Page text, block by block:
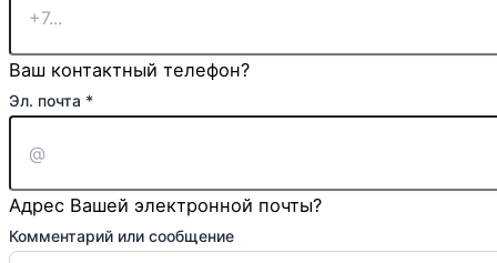
Ваш контактный телефон?
Эл. почта *
Адрес Вашей электронной почты?
Имя
Комментарий или сообщение